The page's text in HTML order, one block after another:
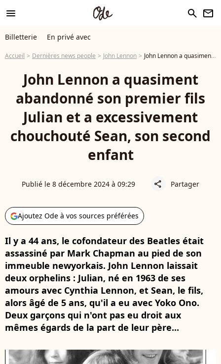
menu search newsletter
Billetterie En privé avec
Accueil Dernières news people John Lennon John Lennon a quasiment abandonné son premier fils Julian et a excessivement chouchouté Sean, son second enfant
John Lennon a quasiment
abandonné son premier fils
Julian et a excessivement
chouchouté Sean, son second
enfant
Publié le 8 décembre 2024 à 09:29 share Partager
Ajoutez Ode à vos sources préférées
Il y a 44 ans, le cofondateur des Beatles était
assassiné par Mark Chapman au pied de son
immeuble newyorkais. John Lennon laissait
deux orphelins : Julian, né en 1963 de ses
amours avec Cynthia Lennon, et Sean, le fils,
alors âgé de 5 ans, qu'il a eu avec Yoko Ono.
Deux garçons qui n'ont pas eu droit aux
mêmes égards de la part de leur père...